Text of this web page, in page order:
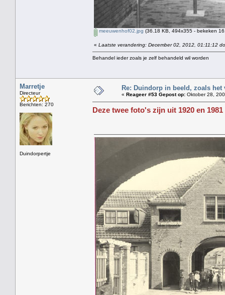
meeuwenhof02.jpg (36.18 KB, 494x355 - bekeken
« Laatste verandering: December 02, 2012, 01:11:12
Behandel ieder zoals je zelf behandeld wil worden
Marretje
Directeur
Berichten: 270
Duindorpertje
Re: Duindorp in beeld, zoals het
« Reageer #53 Gepost op: Oktober 28,
Deze twee foto's zijn uit 1920 en